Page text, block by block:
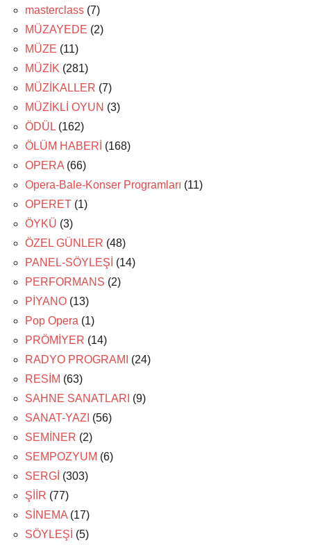
masterclass (7)
MÜZAYEDE (2)
MÜZE (11)
MÜZİK (281)
MÜZİKALLER (7)
MÜZİKLİ OYUN (3)
ÖDÜL (162)
ÖLÜM HABERİ (168)
OPERA (66)
Opera-Bale-Konser Programları (11)
OPERET (1)
ÖYKÜ (3)
ÖZEL GÜNLER (48)
PANEL-SÖYLEŞİ (14)
PERFORMANS (2)
PİYANO (13)
Pop Opera (1)
PRÖMİYER (14)
RADYO PROGRAMI
(24)
RESİM (63)
SAHNE SANATLARI (9)
SANAT-YAZI (56)
SEMİNER (2)
SEMPOZYUM (6)
SERGİ (303)
ŞİİR (77)
SİNEMA (17)
SÖYLEŞİ (5)